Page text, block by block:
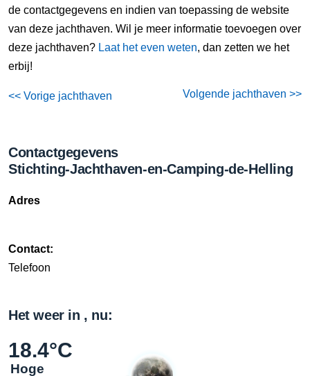
de contactgegevens en indien van toepassing de website
van deze jachthaven. Wil je meer informatie toevoegen over
deze jachthaven? Laat het even weten, dan zetten we het
erbij!
<< Vorige jachthaven Volgende jachthaven >>
Contactgegevens
Stichting-Jachthaven-en-Camping-de-Helling
Adres
Contact:
Telefoon
Het weer in , nu:
18.4°C
Hoge